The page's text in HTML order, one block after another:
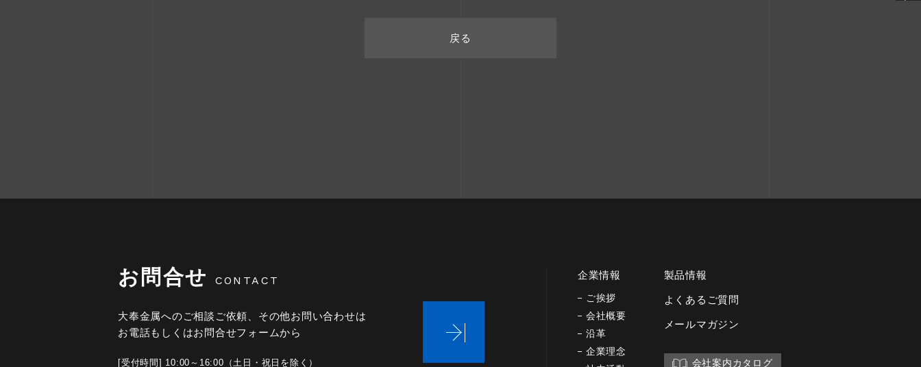
戻る
お問合せ CONTACT
大奉金属へのご相談ご依頼、その他お問い合わせは
お電話もしくはお問合せフォームから
[受付時間] 10:00～16:00（土日・祝日を除く）
企業情報
ご挨拶
会社概要
沿革
企業理念
製品情報
よくあるご質問
メールマガジン
会社案内カタログ